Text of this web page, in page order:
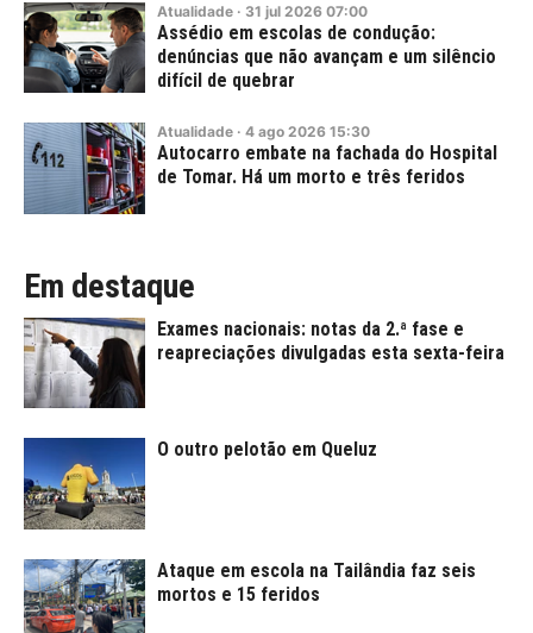
Atualidade · 31 jul 2026 07:00
Assédio em escolas de condução:
denúncias que não avançam e um silêncio
difícil de quebrar
Atualidade · 4 ago 2026 15:30
Autocarro embate na fachada do Hospital
de Tomar. Há um morto e três feridos
Em destaque
Exames nacionais: notas da 2.ª fase e
reapreciações divulgadas esta sexta-feira
O outro pelotão em Queluz
Ataque em escola na Tailândia faz seis
mortos e 15 feridos